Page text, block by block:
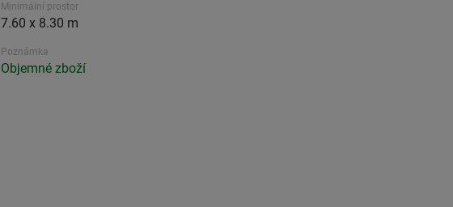
Minimální prostor
7.60 x 8.30 m
Poznámka
Objemné zboží